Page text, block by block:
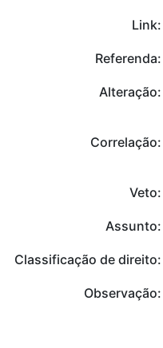
Link:
Referenda:
Alteração:
Correlação:
Veto:
Assunto:
Classificação de direito:
Observação: